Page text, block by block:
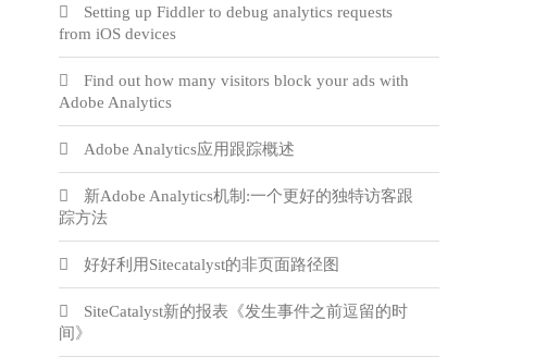
Setting up Fiddler to debug analytics requests
from iOS devices
Find out how many visitors block your ads with
Adobe Analytics
Adobe Analytics应用跟踪概述
新Adobe Analytics机制:一个更好的独特访客跟
踪方法
好好利用Sitecatalyst的非页面路径图
SiteCatalyst新的报表《发生事件之前逗留的时
间》